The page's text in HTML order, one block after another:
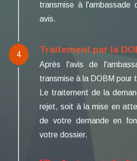
transmise à l'ambassade
avis.
4 Traitement par la
Après l'avis de
transmise à la DOBM pour
Le traitement de la
rejet, soit à la mise en
de votre demande en
votre dossier.